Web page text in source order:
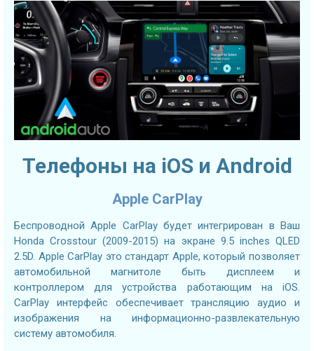
Телефоны на iOS и Android
Apple CarPlay
Беспроводной Apple CarPlay будет интегрирован в Ваш
Honda Crosstour (2009-2015) на экране 9.5 inches QLED
2.5D. Apple CarPlay это стандарт Apple, который позволяет
автомобильной магнитоле быть дисплеем и
контроллером для устройства работающим на iOS.
CarPlay интерфейс обеспечивает трансляцию аудио и
изображения на информационно-развлекательную
систему автомобиля.